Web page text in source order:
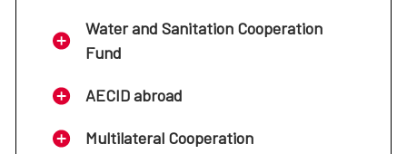
Water and Sanitation Cooperation
Fund
AECID abroad
Multilateral Cooperation